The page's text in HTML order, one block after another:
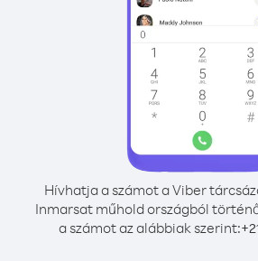
Hívhatja a számot a Viber
Inmarsat műhold országból
a számot az alábbiak szerint:+